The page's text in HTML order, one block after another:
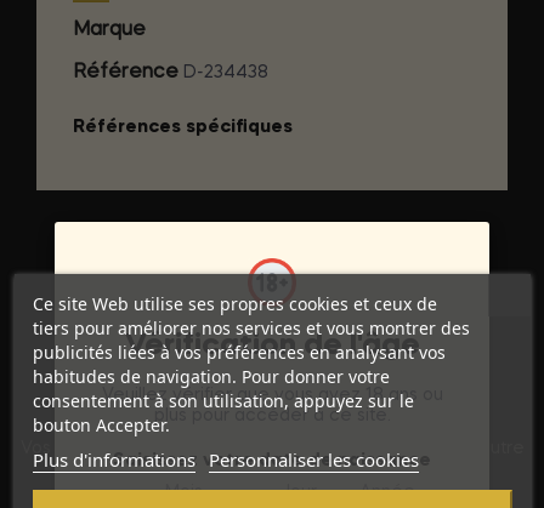
Marque
Référence D-234438
Références spécifiques
Discrétion Assurée
pour garantir votre vie privée.
Ce site Web utilise ses propres cookies et ceux de
tiers pour améliorer nos services et vous montrer des
publicités liées à vos préférences en analysant vos
habitudes de navigation. Pour donner votre
consentement à son utilisation, appuyez sur le
bouton Accepter.
Plus d'informations Personnaliser les cookies
Vérification de l'âge
Veuillez vérifier que vous avez 18 ans ou
plus pour accéder à ce site.
Saisissez votre date de naissance
Mois
Jour Année